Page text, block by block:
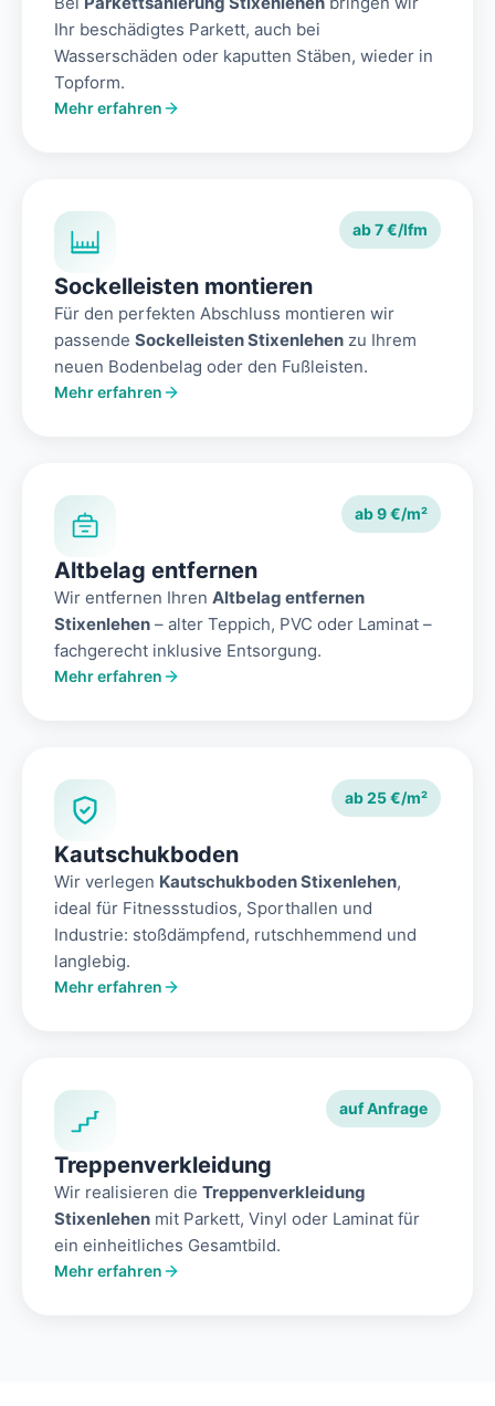
Ihr beschädigtes Parkett, auch bei
Wasserschäden oder kaputten Stäben, wieder in
Topform.
Mehr erfahren
ab 7 €/lfm
Sockelleisten montieren
Für den perfekten Abschluss montieren wir
passende Sockelleisten Stixenlehen zu Ihrem
neuen Bodenbelag oder den Fußleisten.
Mehr erfahren
ab 9 €/m²
Altbelag entfernen
Wir entfernen Ihren Altbelag entfernen
Stixenlehen – alter Teppich, PVC oder Laminat –
fachgerecht inklusive Entsorgung.
Mehr erfahren
ab 25 €/m²
Kautschukboden
Wir verlegen Kautschukboden Stixenlehen,
ideal für Fitnessstudios, Sporthallen und
Industrie: stoßdämpfend, rutschhemmend und
langlebig.
Mehr erfahren
auf Anfrage
Treppenverkleidung
Wir realisieren die Treppenverkleidung
Stixenlehen mit Parkett, Vinyl oder Laminat für
ein einheitliches Gesamtbild.
Mehr erfahren